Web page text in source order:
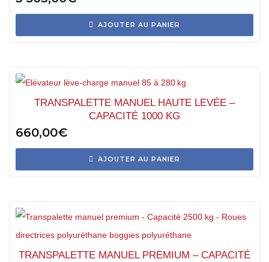
AJOUTER AU PANIER
TRANSPALETTE MANUEL HAUTE LEVÉE –
CAPACITÉ 1000 KG
660,00€
AJOUTER AU PANIER
TRANSPALETTE MANUEL PREMIUM – CAPACITÉ